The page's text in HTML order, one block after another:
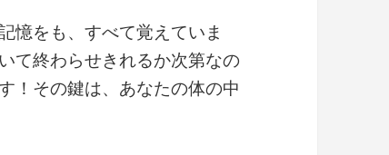
憶をも、すべて覚えていま
て終わらせきれるか次第なの
！その鍵は、あなたの体の中